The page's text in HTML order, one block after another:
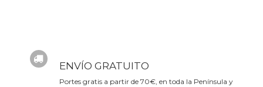
ENVÍO GRATUITO
Portes gratis a partir de 70€, en toda la Península y